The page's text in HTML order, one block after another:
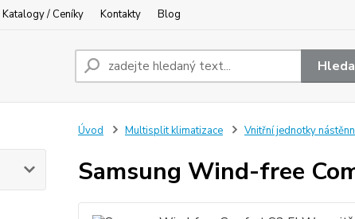
Katalogy / Ceníky Kontakty Blog
Úvod Multisplit klimatizace Vnitřní jednotky
Samsung Wind-free